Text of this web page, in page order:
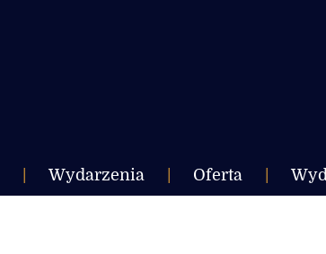
Wydarzenia Oferta